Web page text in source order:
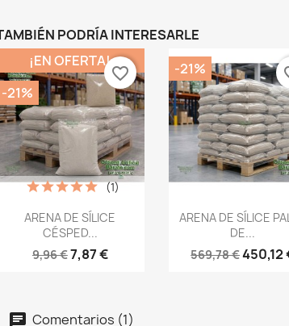
PODRÍA INTERESARLE
Vista rápida
ARENA DE SÍLICE
CÉSPED...
9,96 €7,87 €
(1)
¡EN OFERTA!
-21%
favorite_border
Vista rápida
ARENA DE SÍLICE
DE...
569,78 €450,12
-21%
Comentarios (1)